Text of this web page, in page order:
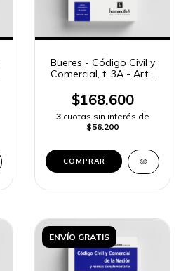
Bueres - Código Civil y
Comercial, t. 3A - Arts.
$168.600
3 cuotas sin interés de
$56.200
COMPRAR
ENVÍO GRATIS